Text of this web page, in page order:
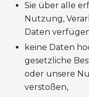
Sie über alle
Nutzung,
Daten
keine Daten
gesetzliche
oder unsere
verstoßen,